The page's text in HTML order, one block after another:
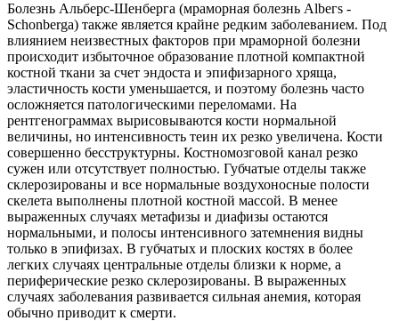
Болезнь Альберс-Шенберга (мраморная болезнь Аlbегs -
Schonberga) также является крайне редким заболеванием. Под
влиянием неизвестных факторов при мраморной болезни
происходит избыточное образование плотной компактной
костной ткани за счет эндоста и эпифизарного хряща,
эластичность кости уменьшается, и поэтому болезнь часто
осложняется патологическими переломами. На
рентгенограммах вырисовываются кости нормальной
величины, но интенсивность теин их резко увеличена. Кости
совершенно бесструктурны. Костномозговой канал резко
сужен или отсутствует полностью. Губчатые отделы также
склерозированы и все нормальные воздухоносные полости
скелета выполнены плотной костной массой. В менее
выраженных случаях метафизы и диафизы остаются
нормальными, и полосы интенсивного затемнения видны
только в эпифизах. В губчатых и плоских костях в более
легких случаях центральные отделы близки к норме, а
периферические резко склерозированы. В выраженных
случаях заболевания развивается сильная анемия, которая
обычно приводит к смерти.